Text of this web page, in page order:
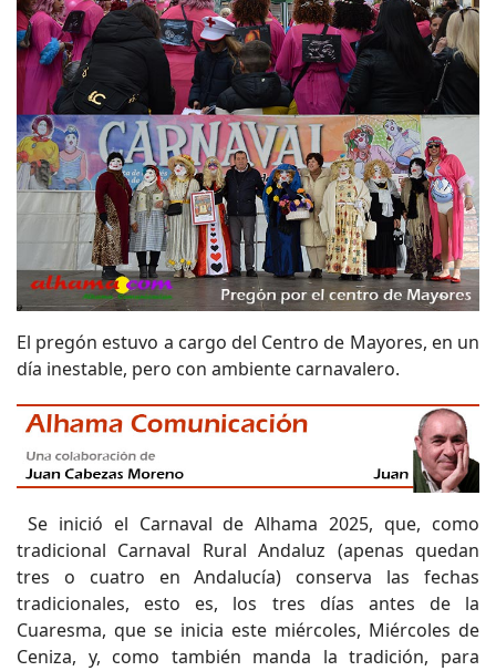
El pregón estuvo a cargo del Centro de Mayores, en un
día inestable, pero con ambiente carnavalero.
Se inició el Carnaval de Alhama 2025, que, como
tradicional Carnaval Rural Andaluz (apenas quedan
tres o cuatro en Andalucía) conserva las fechas
tradicionales, esto es, los tres días antes de la
Cuaresma, que se inicia este miércoles, Miércoles de
Ceniza, y, como también manda la tradición, para